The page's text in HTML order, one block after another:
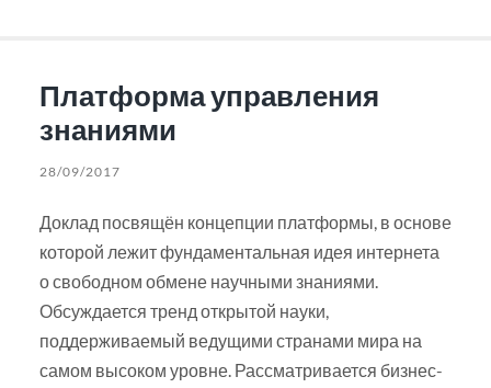
Платформа управления
знаниями
28/09/2017
Доклад посвящён концепции платформы, в основе
которой лежит фундаментальная идея интернета
о свободном обмене научными знаниями.
Обсуждается тренд открытой науки,
поддерживаемый ведущими странами мира на
самом высоком уровне. Рассматривается бизнес-